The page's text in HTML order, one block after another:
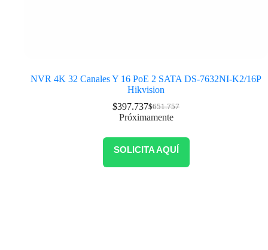
NVR 4K 32 Canales Y 16 PoE 2 SATA DS-7632NI-K2/16P
Hikvision
$651.757
$397.737
Próximamente
SOLICITA AQUÍ